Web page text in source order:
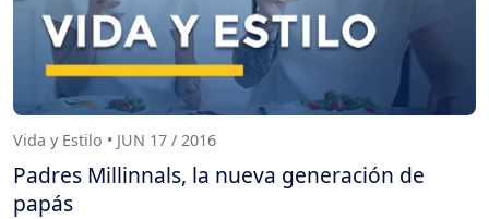
Vida y Estilo • JUN 17 / 2016
Padres Millinnals, la nueva generación de
papás